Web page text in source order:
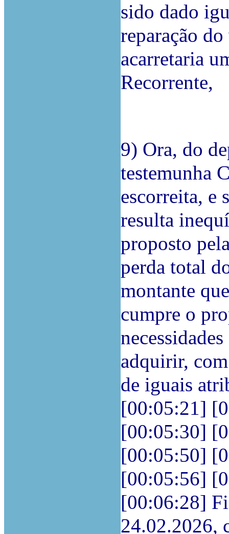
sido dado
reparação
acarretaria
Recorrente,
9) Ora, do
testemunha
escorreita, e
resulta
proposto
perda total
montante
cumpre o
adquirir,
de iguais
[00:05:21]
[00:05:30]
[00:05:50]
[00:05:56]
[00:06:28]
24.02.2026,